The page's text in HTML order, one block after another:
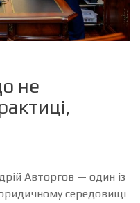
не
Авторгов — один із
середовищі